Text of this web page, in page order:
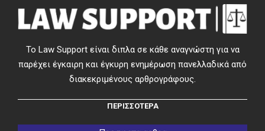
Το Law Support είναι διπλα σε κάθε αναγνώστη για να
παρέχει έγκαιρη και έγκυρη ενημέρωση πανελλαδικά από
διακεκριμένους αρθρογράφους.
ΠΕΡΙΣΣΟΤΕΡΑ